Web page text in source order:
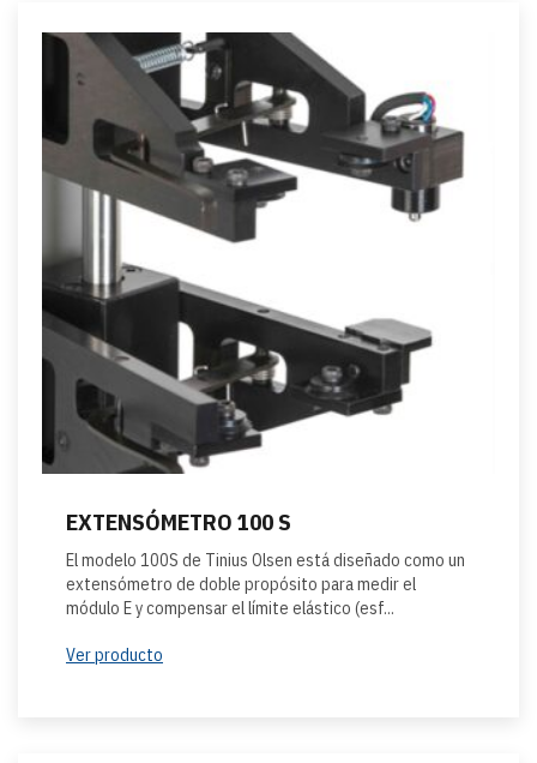
EXTENSÓMETRO 100 S
El modelo 100S de Tinius Olsen está diseñado como un
extensómetro de doble propósito para medir el
módulo E y compensar el límite elástico (esf...
Ver producto